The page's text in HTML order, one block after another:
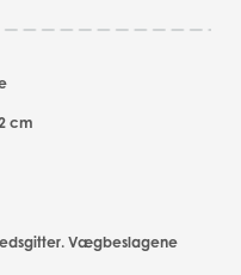
cm
Vægbeslagene